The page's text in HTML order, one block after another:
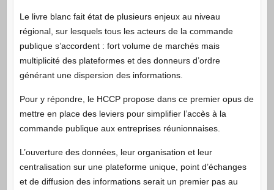
Le livre blanc fait état de plusieurs enjeux au niveau
régional, sur lesquels tous les acteurs de la commande
publique s’accordent : fort volume de marchés mais
multiplicité des plateformes et des donneurs d’ordre
générant une dispersion des informations.
Pour y répondre, le HCCP propose dans ce premier opus de
mettre en place des leviers pour simplifier l’accès à la
commande publique aux entreprises réunionnaises.
L’ouverture des données, leur organisation et leur
centralisation sur une plateforme unique, point d’échanges
et de diffusion des informations serait un premier pas au